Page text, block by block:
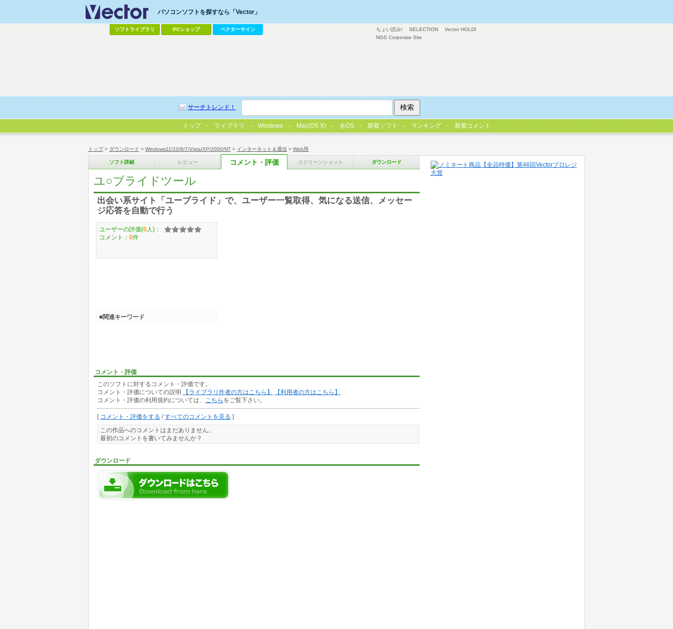
トップ> ダウンロード > Windows11/10/8/7/Vista/XP/2000/NT > インターネット＆通信 > Web用
ソフト詳細 レビュー コメント・評価 スクリーンショット ダウンロード
ユ○ブライドツール
出会い系サイト「ユーブライド」で、ユーザー一覧取得、気になる送信、メッセー
ジ応答を自動で行う
コメント・評価
このソフトに対するコメント・評価です。
コメント・評価についての説明
【ライブラリ作者の方はこちら】
【利用者の方はこちら】
コメント・評価の利用規約については、
こちら をご覧下さい。
[ コメント・評価をする /すべてのコメントを見る ]
この作品へのコメントはまだありません。
最初のコメントを書いてみませんか？
ダウンロード
ユーザーの評価(0 人)：
コメント： 0件
■関連キーワード
ちょい読み! SELECTION
Vector HOLDI
NGS Corporate Site
パソコンソフトを探すなら「Vector」
ソフトライブラリ PCショップ ベクターサイン
サーチトレンド！
トップ ライブラリ Windows Mac(OS X) 全OS 新着ソフト ランキング 新着コメント